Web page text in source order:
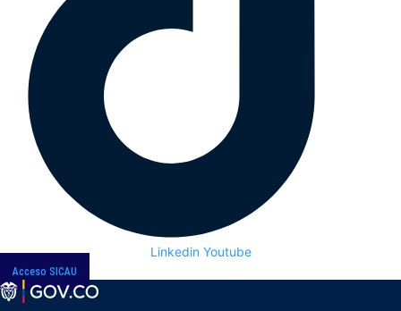
Linkedin Youtube
Acceso SICAU